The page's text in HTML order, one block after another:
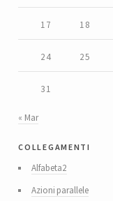
17 18
24 25
31
« Mar
collegamenti
Alfabeta2
Azioni parallele